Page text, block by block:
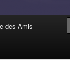
des Amis